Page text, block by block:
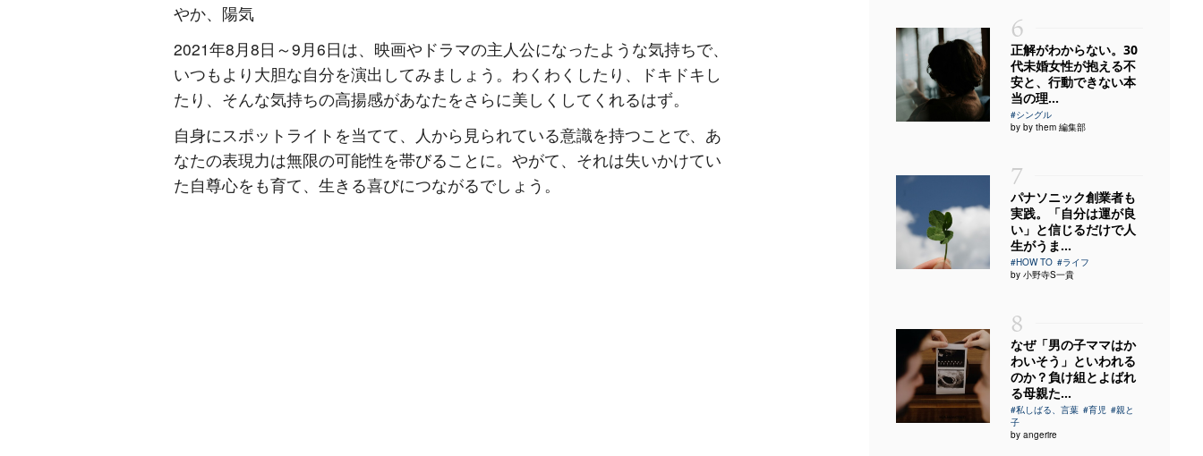
やか、陽気
2021年8月8日～9月6日は、映画やドラマの主人公になったような気持ちで、
いつもより大胆な自分を演出してみましょう。わくわくしたり、ドキドキし
たり、そんな気持ちの高揚感があなたをさらに美しくしてくれるはず。
自身にスポットライトを当てて、人から見られている意識を持つことで、あ
なたの表現力は無限の可能性を帯びることに。やがて、それは失いかけてい
た自尊心をも育て、生きる喜びにつながるでしょう。
6
正解がわからない。30
代未婚女性が抱える不
安と、行動できない本
当の理...
#シングル
by by them 編集部
7
パナソニック創業者も
実践。「自分は運が良
い」と信じるだけで人
生がうま...
#HOW TO #ライフ
by 小野寺S一貴
8
なぜ「男の子ママはか
わいそう」といわれる
のか？負け組とよばれ
る母親た...
#私しばる、言葉 #育児 #親と
子
by angerire